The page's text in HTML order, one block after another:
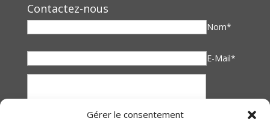
Gérer le consentement
Contactez-nous
Nom*
E-Mail*